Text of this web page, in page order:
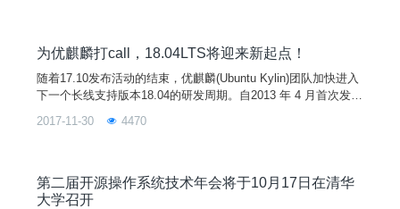
定了优麒麟 18.04、UKUI 以及搜狗输入法 Linux 版的开发计
04 将在基础系统组件和特性、UKUI 桌面环境和典型应用等方面
重点投入，搜狗输入法 Linux 版本也将会有全新的变化升级，相
信会给大家带来更多不一样的体验和感受！
为优麒麟打call，18.04LTS将迎来新起点！
随着17.10发布活动的结束，优麒麟(Ubuntu Kylin)团队加快进入
下一个长线支持版本18.04的研发周期。自2013 年 4 月首次发布
度上反应出优麒麟系统的受欢迎程度。
2017-11-30 4470
第二届开源操作系统技术年会将于10月17日在清华
大学召开